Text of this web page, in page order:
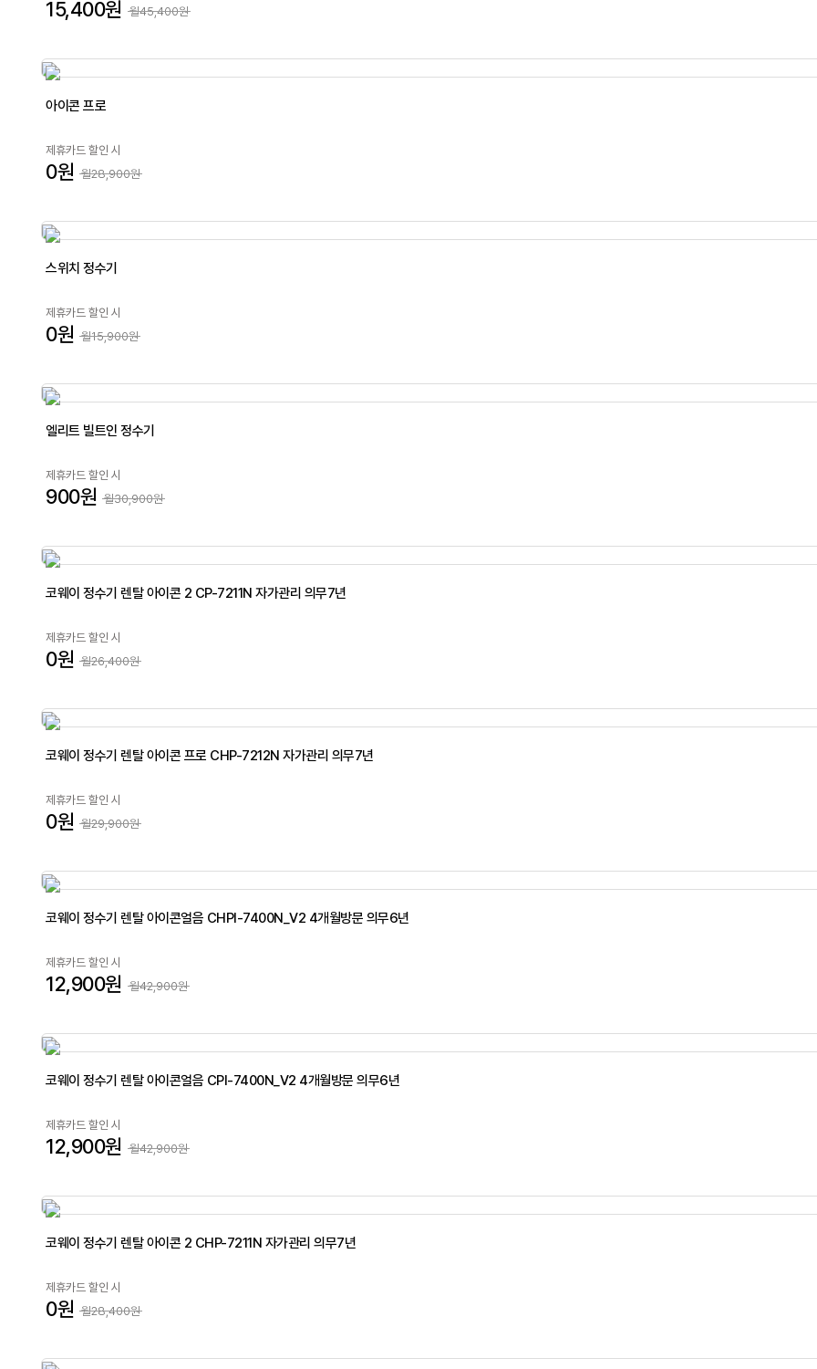
15,400원 월45,400원
아이콘 프로
제휴카드 할인 시
0원 월28,900원
스위치 정수기
제휴카드 할인 시
0원 월15,900원
엘리트 빌트인 정수기
제휴카드 할인 시
900원 월30,900원
코웨이 정수기 렌탈 아이콘 2 CP-7211N 자가관리 의무7년
제휴카드 할인 시
0원 월26,400원
코웨이 정수기 렌탈 아이콘 프로 CHP-7212N 자가관리 의무7년
제휴카드 할인 시
0원 월29,900원
코웨이 정수기 렌탈 아이콘얼음 CHPI-7400N_V2 4개월방문 의무6년
제휴카드 할인 시
12,900원 월42,900원
코웨이 정수기 렌탈 아이콘얼음 CPI-7400N_V2 4개월방문 의무6년
제휴카드 할인 시
12,900원 월42,900원
코웨이 정수기 렌탈 아이콘 2 CHP-7211N 자가관리 의무7년
제휴카드 할인 시
0원 월28,400원